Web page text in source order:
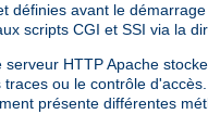
définies avant le
scripts CGI et SSI via la
HTTP Apache
ou le contrôle
présente différentes